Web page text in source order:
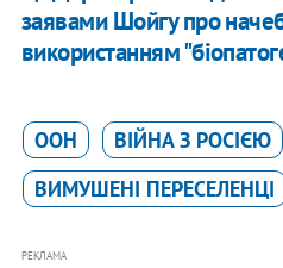
заявами Шойгу про
використанням
ООН
ВІЙНА З РОСІЄЮ
ВИМУШЕНІ ПЕРЕСЕЛЕНЦІ
РЕКЛАМА